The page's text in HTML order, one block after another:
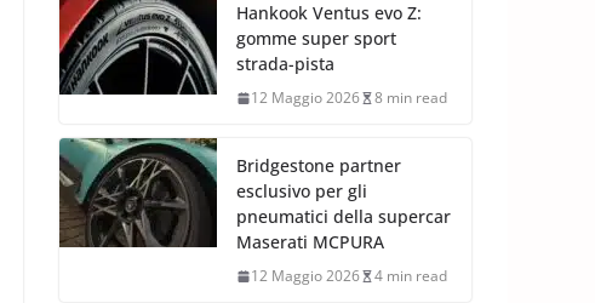
Hankook Ventus evo Z:
gomme super sport
strada-pista
12 Maggio 2026 8 min read
Bridgestone partner
esclusivo per gli
pneumatici della supercar
Maserati MCPURA
12 Maggio 2026 4 min read